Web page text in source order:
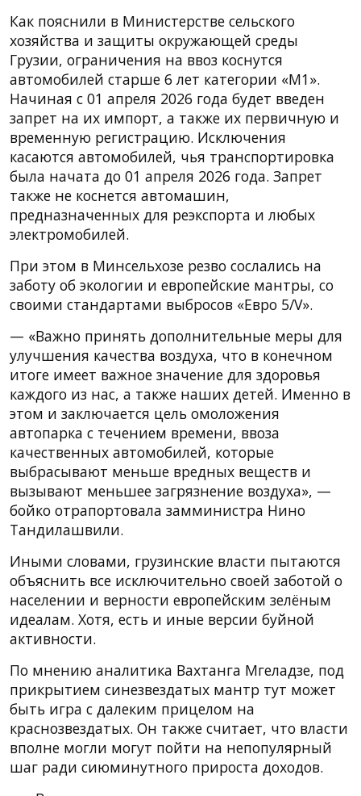
Как пояснили в Министерстве сельского
хозяйства и защиты окружающей среды
Грузии, ограничения на ввоз коснутся
автомобилей старше 6 лет категории «М1».
Начиная с 01 апреля 2026 года будет введен
запрет на их импорт, а также их первичную и
временную регистрацию. Исключения
касаются автомобилей, чья транспортировка
была начата до 01 апреля 2026 года. Запрет
также не коснется автомашин,
предназначенных для реэкспорта и любых
электромобилей.
При этом в Минсельхозе резво сослались на
заботу об экологии и европейские мантры, со
своими стандартами выбросов «Евро 5/V».
— «Важно принять дополнительные меры для
улучшения качества воздуха, что в конечном
итоге имеет важное значение для здоровья
каждого из нас, а также наших детей. Именно в
этом и заключается цель омоложения
автопарка с течением времени, ввоза
качественных автомобилей, которые
выбрасывают меньше вредных веществ и
вызывают меньшее загрязнение воздуха», —
бойко отрапортовала замминистра Нино
Тандилашвили.
Иными словами, грузинские власти пытаются
объяснить все исключительно своей заботой о
населении и верности европейским зелёным
идеалам. Хотя, есть и иные версии буйной
активности.
По мнению аналитика Вахтанга Мгеладзе, под
прикрытием синезвездатых мантр тут может
быть игра с далеким прицелом на
краснозвездатых. Он также считает, что власти
вполне могли могут пойти на непопулярный
шаг ради сиюминутного прироста доходов.